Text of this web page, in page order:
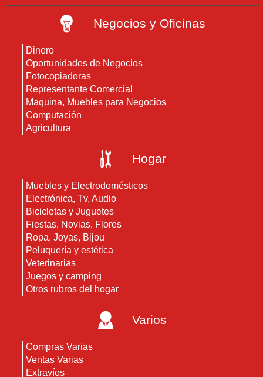
Negocios y Oficinas
Dinero
Oportunidades de Negocios
Fotocopiadoras
Representante Comercial
Maquina, Muebles para Negocios
Computación
Agricultura
Hogar
Muebles y Electrodomésticos
Electrónica, Tv, Audio
Bicicletas y Juguetes
Fiestas, Novias, Flores
Ropa, Joyas, Bijou
Peluquería y estética
Veterinarias
Juegos y camping
Otros rubros del hogar
Varios
Compras Varias
Ventas Varias
Extravíos